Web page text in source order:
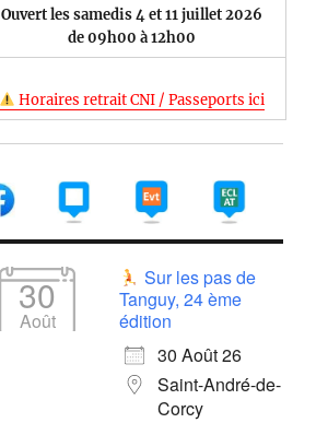
Ouvert les samedis 4 et 11 juillet 2026
de 09h00 à 12h00
Horaires retrait CNI / Passeports ici
30
Août
Sur les pas de
Tanguy, 24 ème
édition
30 Août 26
Saint-André-de-
Corcy